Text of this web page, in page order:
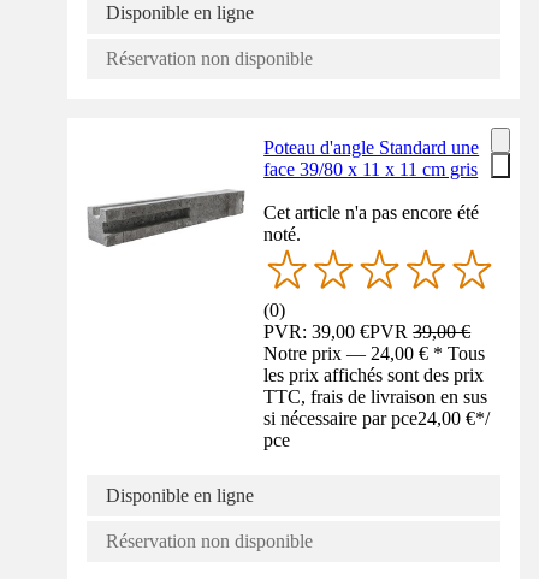
Disponible en ligne
Réservation non disponible
Poteau d'angle Standard une
face 39/80 x 11 x 11 cm gris
Cet article n'a pas encore été
noté.
(0)
PVR: 39,00 €PVR39,00 €
Notre prix — 24,00 € * Tous
les prix affichés sont des prix
TTC, frais de livraison en sus
si nécessaire par pce24,00 €*/
pce
Disponible en ligne
Réservation non disponible